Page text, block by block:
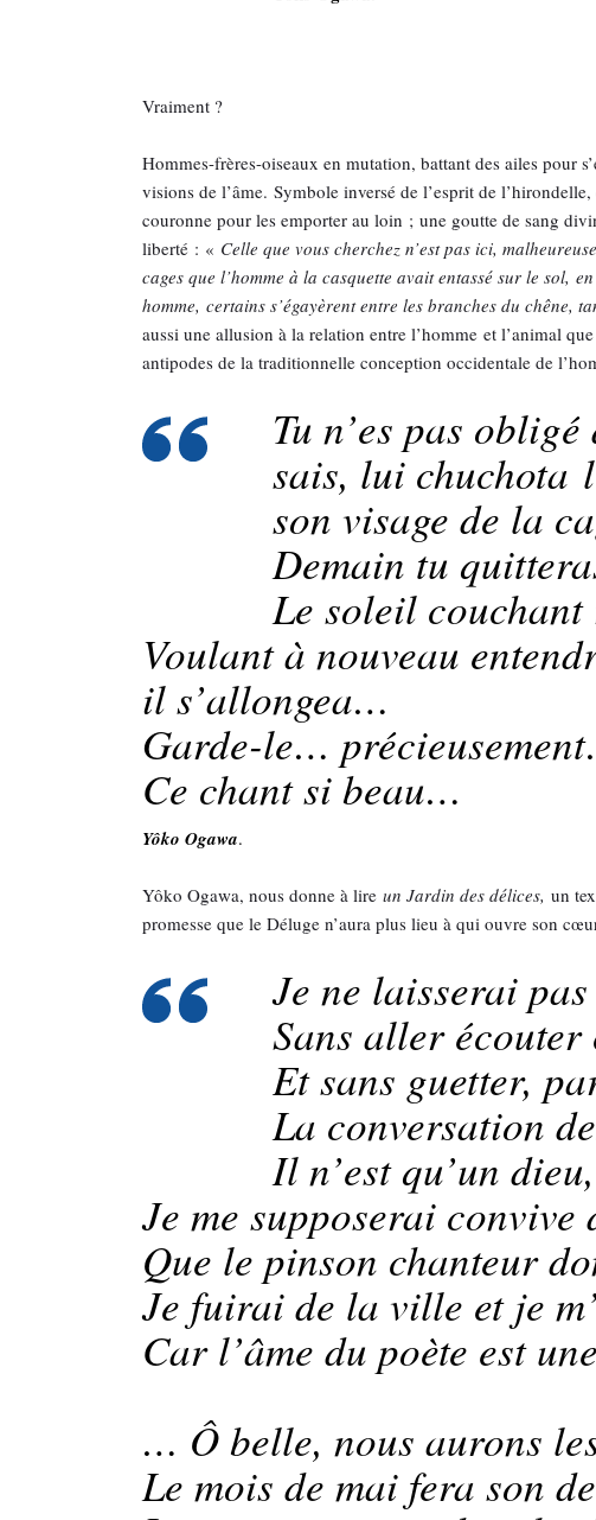
Vraiment ?
Hommes-frères-oiseaux en mutation, battant des ailes pour
visions de l’âme. Symbole inversé de l’esprit de
couronne pour les emporter au loin ; une goutte de sang
liberté : « Celle que vous cherchez n’est pas ici,
cages que l’homme à la casquette avait entassé sur le sol,
homme, certains s’égayèrent entre les branches du
aussi une allusion à la relation entre l’homme et l’animal
antipodes de la traditionnelle conception occidentale de
Tu n’es pas
sais, lui chuchota
son visage de la
Demain tu
Le soleil
Voulant à nouveau
il s’allongea…
Garde-le…
Ce chant si beau…
Yôko Ogawa.
Yôko Ogawa, nous donne à lireun Jardin des délices,un
promesse que le Déluge n’aura plus lieu à qui ouvre son
Je ne laisserai
Sans aller écouter
Et sans guetter,
La conversation
Il n’est qu’un
Je me supposerai convive
Que le pinson chanteur
Je fuirai de la ville et je
Car l’âme du poète est
… Ô belle, nous aurons
Le mois de mai fera son